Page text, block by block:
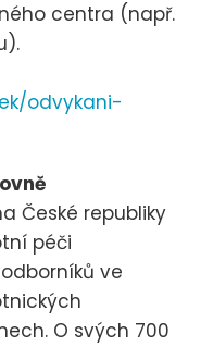
centra (např.
odvykani-
České republiky
péči
ve
O svých 700